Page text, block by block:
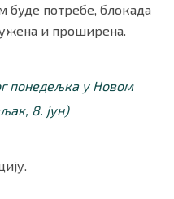
буде потребе, блокада
и проширена.
понедељка у Новом
8. јун)